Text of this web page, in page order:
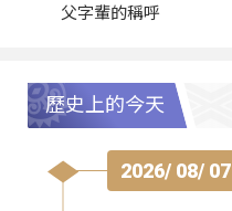
父字輩的稱呼
歷史上的今天
2026/ 08/ 07